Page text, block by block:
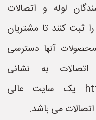
لوله و اتصالات
ثبت کنند تا مشتریان
محصولات آنها دسترسی
به نشانی
https://www.LooleEtesalat.ir یک سایت عالی
می باشد.